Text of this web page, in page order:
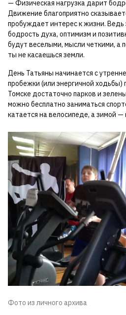
— Физическая нагрузка дарит
Движение благоприятно
пробуждает интерес к жизни.
бодрость духа, оптимизм и
будут веселыми, мысли четкими, а
ты не касаешься земли.
День Татьяны начинается с
пробежки (или энергичной ходьбы)
Томске достаточно парков и
можно бесплатно заниматься
катается на велосипеде, а зимой —
Фото из личного архива